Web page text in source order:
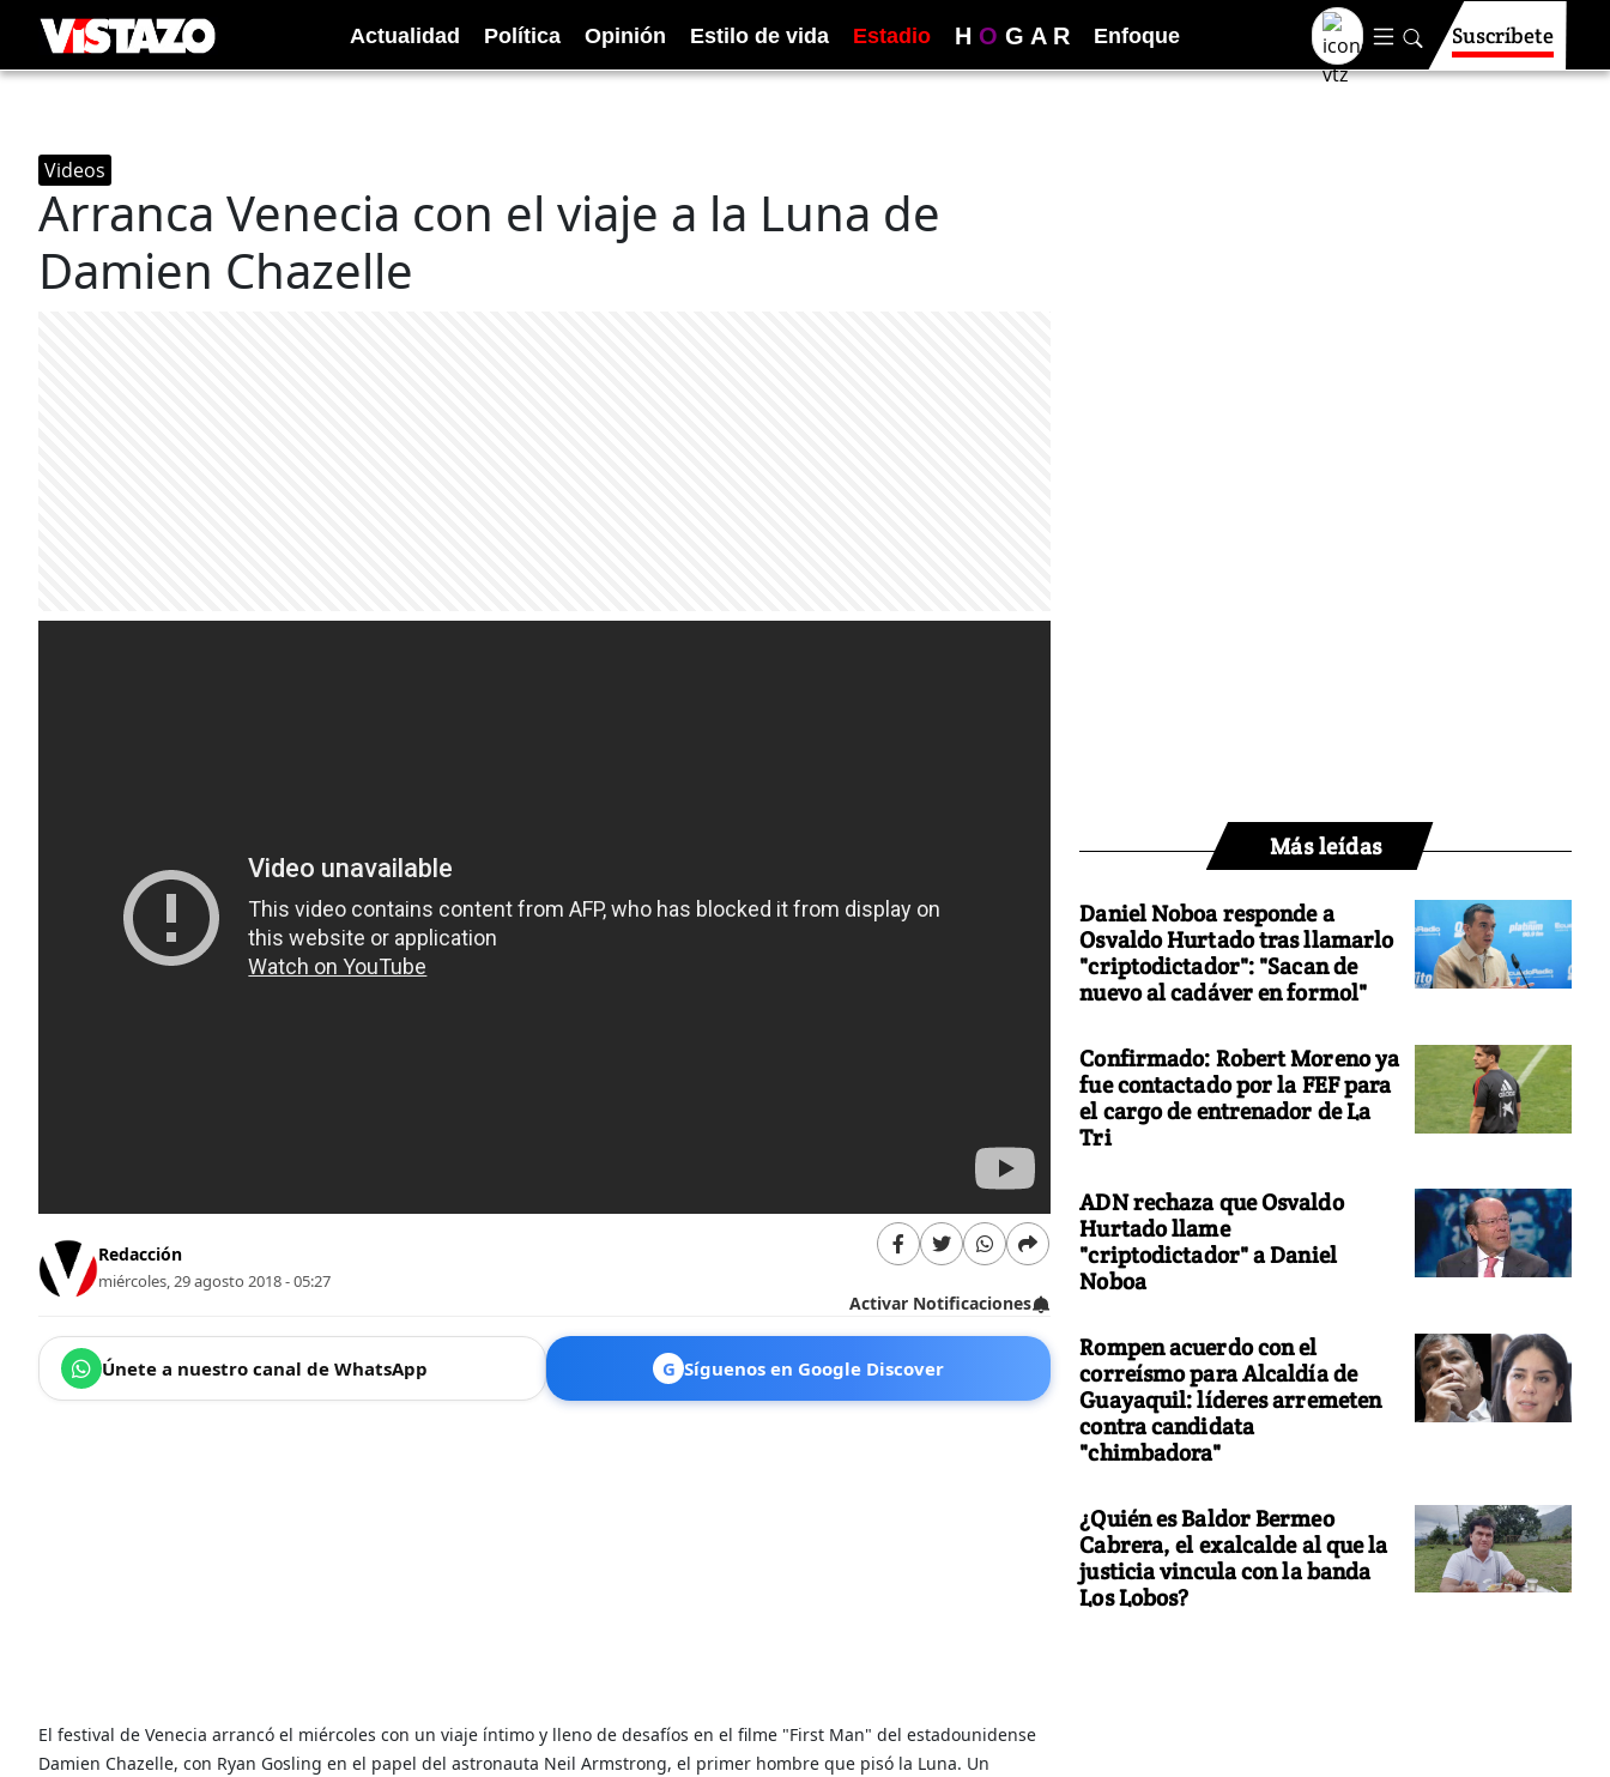
Actualidad Política Opinión Estilo de vida Estadio H O G A R Enfoque Suscríbete
Videos
Arranca Venecia con el viaje a la Luna de
Damien Chazelle
Redacción
miércoles, 29 agosto 2018 - 05:27
Activar Notificaciones
Únete a nuestro canal de WhatsApp G Síguenos en Google Discover
El festival de Venecia arrancó el miércoles con un viaje íntimo y lleno de desafíos en el filme "First Man" del estadounidense
Damien Chazelle, con Ryan Gosling en el papel del astronauta Neil Armstrong, el primer hombre que pisó la Luna. Un
Más leídas
Daniel Noboa responde a
Osvaldo Hurtado tras llamarlo
"criptodictador": "Sacan de
nuevo al cadáver en formol"
Confirmado: Robert Moreno ya
fue contactado por la FEF para
el cargo de entrenador de La
Tri
ADN rechaza que Osvaldo
Hurtado llame
"criptodictador" a Daniel
Noboa
Rompen acuerdo con el
correísmo para Alcaldía de
Guayaquil: líderes arremeten
contra candidata
"chimbadora"
¿Quién es Baldor Bermeo
Cabrera, el exalcalde al que la
justicia vincula con la banda
Los Lobos?